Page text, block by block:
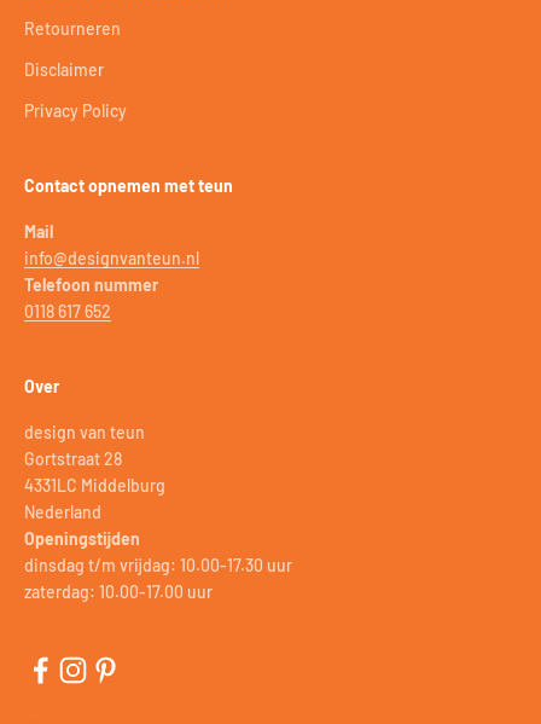
Retourneren
Disclaimer
Privacy Policy
Contact opnemen met teun
Mail
info@designvanteun.nl
Telefoon nummer
0118 617 652
Over
design van teun
Gortstraat 28
4331LC Middelburg
Nederland
Openingstijden
dinsdag t/m vrijdag: 10.00-17.30 uur
zaterdag: 10.00-17.00 uur